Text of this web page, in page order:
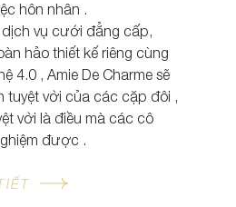
hôn nhân .
dịch vụ cưới đẳng cấp,
hảo thiết kế riêng cùng
4.0 , Amie De Charme sẽ
tuyệt vời của các cặp đôi ,
vời là điều mà các cô
được .